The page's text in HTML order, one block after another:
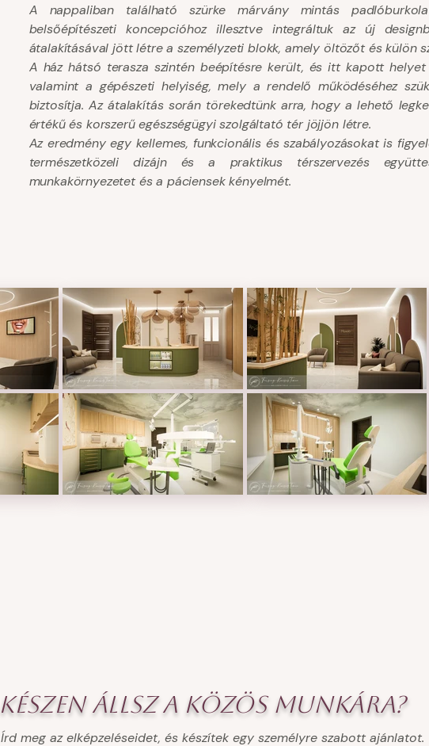
A nappaliban található szürke márvány mintás
belsőépítészeti koncepcióhoz illesztve integráltuk az új
átalakításával jött létre a személyzeti blokk, amely öltözőt és külön
A ház hátsó terasza szintén beépítésre került, és itt kapott
valamint a gépészeti helyiség, mely a rendelő működéséhez
biztosítja. Az átalakítás során törekedtünk arra, hogy a lehető
értékű és korszerű egészségügyi szolgáltató tér jöjjön létre.
Az eredmény egy kellemes, funkcionális és szabályozásokat is
természetközeli dizájn és a praktikus térszervezés
munkakörnyezetet és a páciensek kényelmét.
Készen állsz a közös munkára?
Írd meg az elképzeléseidet, és készítek egy személyre szabott ajánlatot.